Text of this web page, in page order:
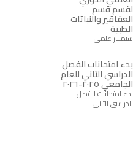
لقسم قسم
العقاقير والنباتات
الطبية
سيمينار علمي
بدء امتحانات الفصل
الدراسي الثاني للعام
الجامعي ٢٠٢٥-٢٠٢٦
بدء امتحانات الفصل
الدراسي الثاني